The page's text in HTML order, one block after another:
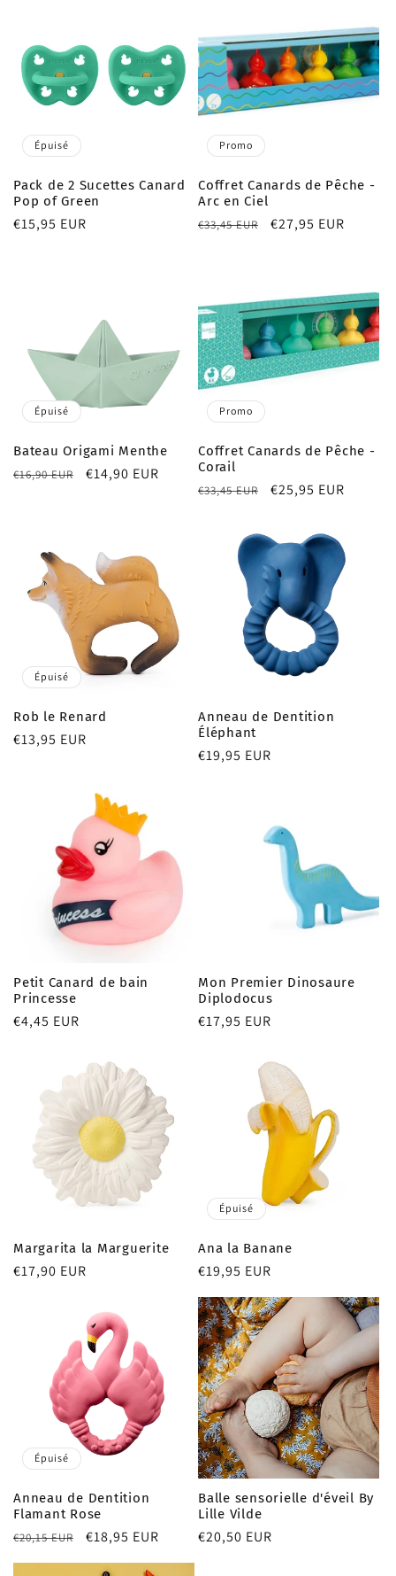
Épuisé
Pack de 2 Sucettes Canard
Pop of Green
Prix
€15,95 EUR
Promo
Coffret Canards de Pêche -
Arc en Ciel
Prix
€33,45 EUR
Prix
€27,95 EUR
Épuisé
Bateau Origami Menthe
Prix
€16,90 EUR
Prix
€14,90 EUR
Promo
Coffret Canards de Pêche -
Corail
Prix
€33,45 EUR
Prix
€25,95 EUR
Épuisé
Rob le Renard
Prix
€13,95 EUR
Anneau de Dentition
Éléphant
Prix
€19,95 EUR
Petit Canard de bain
Princesse
Prix
€4,45 EUR
Mon Premier Dinosaure
Diplodocus
Prix
€17,95 EUR
Margarita la Marguerite
Prix
€17,90 EUR
Épuisé
Ana la Banane
Prix
€19,95 EUR
Épuisé
Anneau de Dentition
Flamant Rose
Prix
€20,15 EUR
Prix
€18,95 EUR
Balle sensorielle d'éveil By
Lille Vilde
Prix
€20,50 EUR